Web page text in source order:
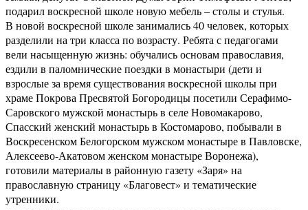
подарил воскресной школе новую мебель – столы и стулья.
В новой воскресной школе занимались 40 человек, которых
разделили на три класса по возрасту. Ребята с педагогами
вели насыщенную жизнь: обучались основам православия,
ездили в паломнические поездки в монастыри (дети и
взрослые за время существования воскресной школы при
храме Покрова Пресвятой Богородицы посетили Серафимо-
Саровского мужской монастырь в селе Новомакарово,
Спасский женский монастырь в Костомарово, побывали в
Воскресенском Белогорском мужском монастыре в Павловске,
Алексеево-Акатовом женском монастыре Воронежа),
готовили материалы в районную газету «Заря» на
православную страницу «Благовест» и тематические
утренники.